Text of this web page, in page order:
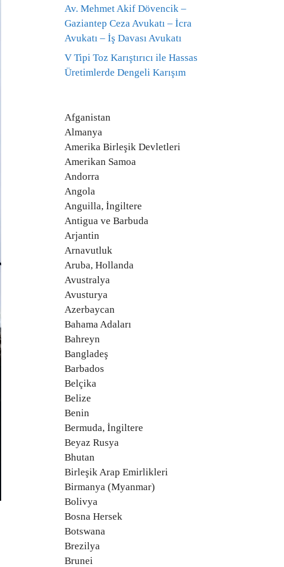
Av. Mehmet Akif Dövencik –
Gaziantep Ceza Avukatı – İcra
Avukatı – İş Davası Avukatı
V Tipi Toz Karıştırıcı ile Hassas
Üretimlerde Dengeli Karışım
Afganistan
Almanya
Amerika Birleşik Devletleri
Amerikan Samoa
Andorra
Angola
Anguilla, İngiltere
Antigua ve Barbuda
Arjantin
Arnavutluk
Aruba, Hollanda
Avustralya
Avusturya
Azerbaycan
Bahama Adaları
Bahreyn
Bangladeş
Barbados
Belçika
Belize
Benin
Bermuda, İngiltere
Beyaz Rusya
Bhutan
Birleşik Arap Emirlikleri
Birmanya (Myanmar)
Bolivya
Bosna Hersek
Botswana
Brezilya
Brunei